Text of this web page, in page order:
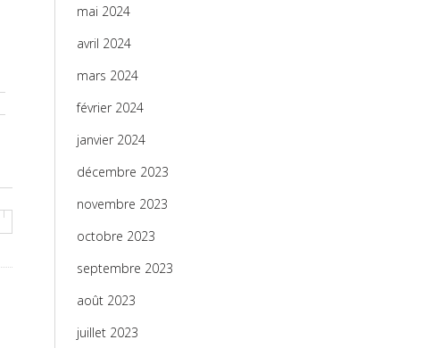
mai 2024
avril 2024
mars 2024
février 2024
janvier 2024
décembre 2023
novembre 2023
octobre 2023
septembre 2023
août 2023
juillet 2023